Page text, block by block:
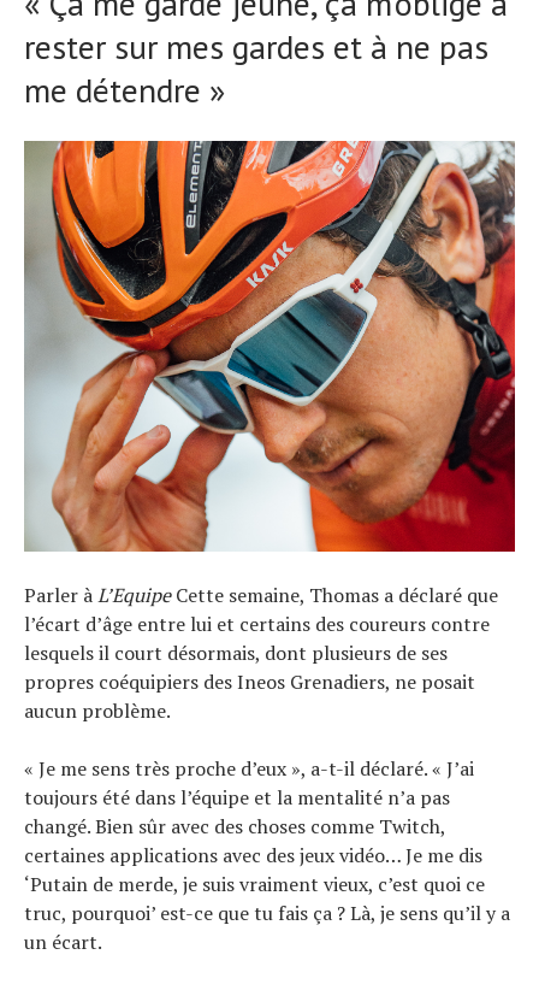
rester sur mes gardes et à ne pas
me détendre »
Parler àL’Equipe Cette semaine, Thomas a déclaré que
l’écart d’âge entre lui et certains des coureurs contre
lesquels il court désormais, dont plusieurs de ses
propres coéquipiers des Ineos Grenadiers, ne posait
aucun problème.
« Je me sens très proche d’eux », a-t-il déclaré. « J’ai
toujours été dans l’équipe et la mentalité n’a pas
changé. Bien sûr avec des choses comme Twitch,
certaines applications avec des jeux vidéo… Je me dis
‘Putain de merde, je suis vraiment vieux, c’est quoi ce
truc, pourquoi’ est-ce que tu fais ça ? Là, je sens qu’il y a
un écart.